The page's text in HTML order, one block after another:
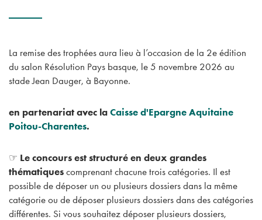
La remise des trophées aura lieu à l’occasion de la 2e édition
du salon Résolution Pays basque, le 5 novembre 2026 au
stade Jean Dauger, à Bayonne.
en partenariat avec la Caisse d'Epargne Aquitaine
Poitou-Charentes.
☞ Le concours est structuré en deux grandes
thématiques comprenant chacune trois catégories. Il est
possible de déposer un ou plusieurs dossiers dans la même
catégorie ou de déposer plusieurs dossiers dans des catégories
différentes. Si vous souhaitez déposer plusieurs dossiers,